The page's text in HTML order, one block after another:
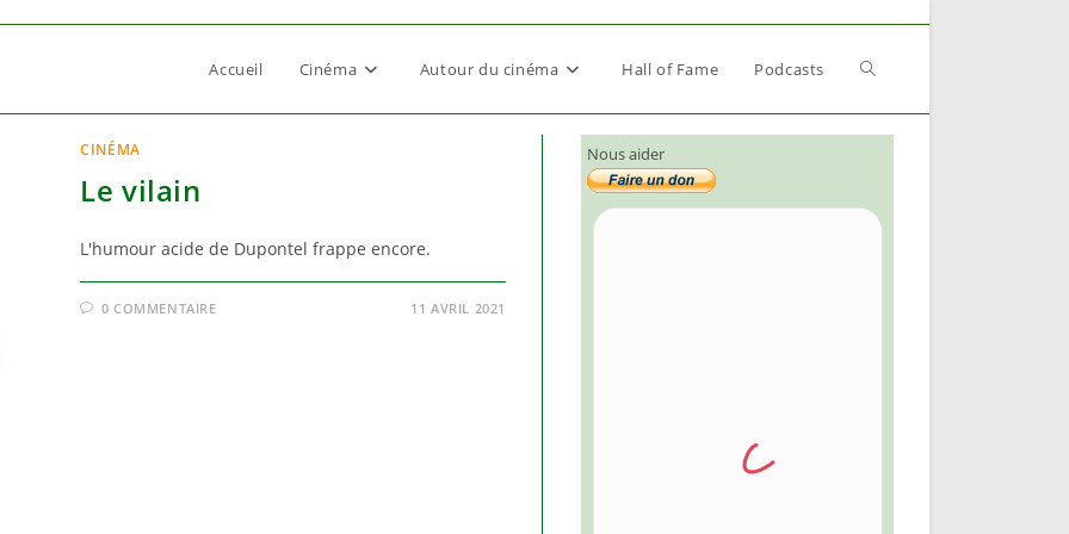
Accueil Cinéma Autour du cinéma Hall of Fame Podcasts Toggle
CINÉMA
Le vilain
L'humour acide de Dupontel frappe encore.
0 COMMENTAIRE 11 AVRIL 2021
Nous aider